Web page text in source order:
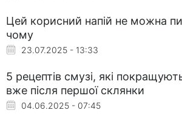
Цей корисний напій не можна
чому
23.07.2025 - 13:33
5 рецептів смузі, які
вже після першої склянки
04.06.2025 - 07:45